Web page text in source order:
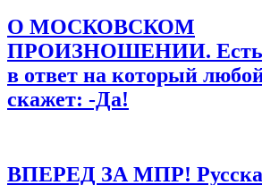
Сайт
Сохранить моё имя, email и адрес
последующих моих комментариев.
О МОСКОВСКОМ
ПРОИЗНОШЕНИИ. Есть
в ответ на который
скажет: -Да!
ВПЕРЕД ЗА МПР!